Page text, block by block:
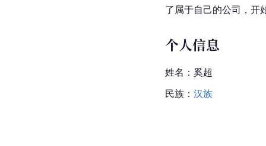
了属于自己的公司，开
个人信息
姓名：奚超
民族： 汉族